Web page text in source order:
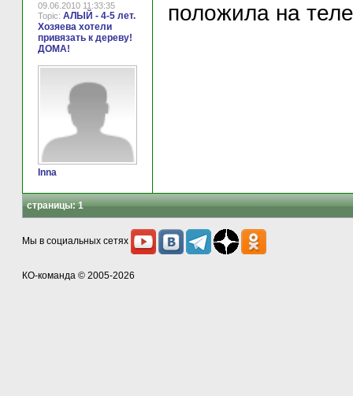
09.06.2010 11:33:35
Topic: АЛЫЙ - 4-5 лет.
Хозяева хотели
привязать к дереву!
ДОМА!
Inna
положила на
страницы:1
Мы в социальных сетях
КО-команда © 2005-2026